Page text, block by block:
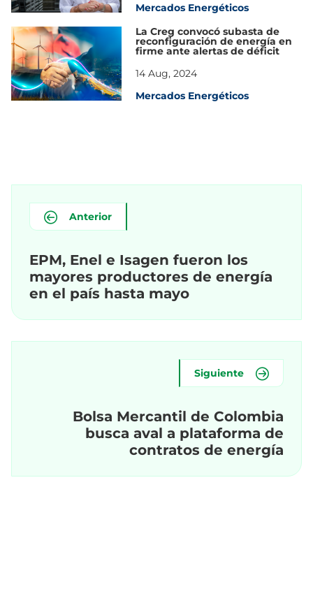
Mercados Energéticos
La Creg convocó subasta de
reconfiguración de energía en
firme ante alertas de déficit
14 Aug, 2024
Mercados Energéticos
Anterior
EPM, Enel e Isagen fueron los
mayores productores de energía
en el país hasta mayo
Siguiente
Bolsa Mercantil de Colombia
busca aval a plataforma de
contratos de energía